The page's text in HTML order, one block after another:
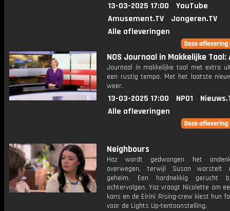
13-03-2025 17:00
YouTube
Amusement.TV
Jongeren.TV
Alle afleveringen
NOS Journaal in Makkelijke
Journaal in makkelijke taal met extra
een rustig tempo. Met het laatste
weer.
13-03-2025 17:00 NPO1
Alle afleveringen
Neighbours
Haz wordt gedwongen het
overwegen, terwijl Susan worstelt
geheim. Een hardnekkig gerucht
achtervolgen. Yaz vraagt Nicolette om
kans en de Eirini Rising-crew kiest hun
voor de Lights Up-tentoonstelling.